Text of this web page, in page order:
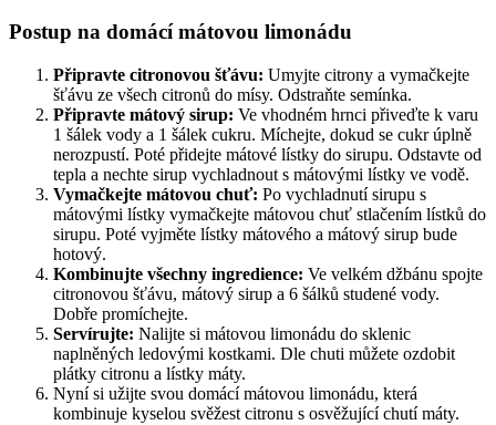
Postup na domácí mátovou limonádu
Připravte citronovou šťávu: Umyjte citrony a vymačkejte
šťávu ze všech citronů do mísy. Odstraňte semínka.
Připravte mátový sirup: Ve vhodném hrnci přiveďte k varu
1 šálek vody a 1 šálek cukru. Míchejte, dokud se cukr úplně
nerozpustí. Poté přidejte mátové lístky do sirupu. Odstavte od
tepla a nechte sirup vychladnout s mátovými lístky ve vodě.
Vymačkejte mátovou chuť: Po vychladnutí sirupu s
mátovými lístky vymačkejte mátovou chuť stlačením lístků do
sirupu. Poté vyjměte lístky mátového a mátový sirup bude
hotový.
Kombinujte všechny ingredience: Ve velkém džbánu spojte
citronovou šťávu, mátový sirup a 6 šálků studené vody.
Dobře promíchejte.
Servírujte: Nalijte si mátovou limonádu do sklenic
naplněných ledovými kostkami. Dle chuti můžete ozdobit
plátky citronu a lístky máty.
Nyní si užijte svou domácí mátovou limonádu, která
kombinuje kyselou svěžest citronu s osvěžující chutí máty.